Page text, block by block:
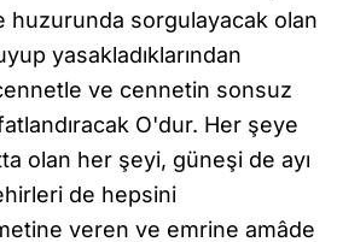
huzurunda sorgulayacak olan
yasakladıklarından
cennetle ve cennetin sonsuz
O'dur. Her şeye
olan her şeyi, güneşi de ayı
de hepsini
veren ve emrine amâde